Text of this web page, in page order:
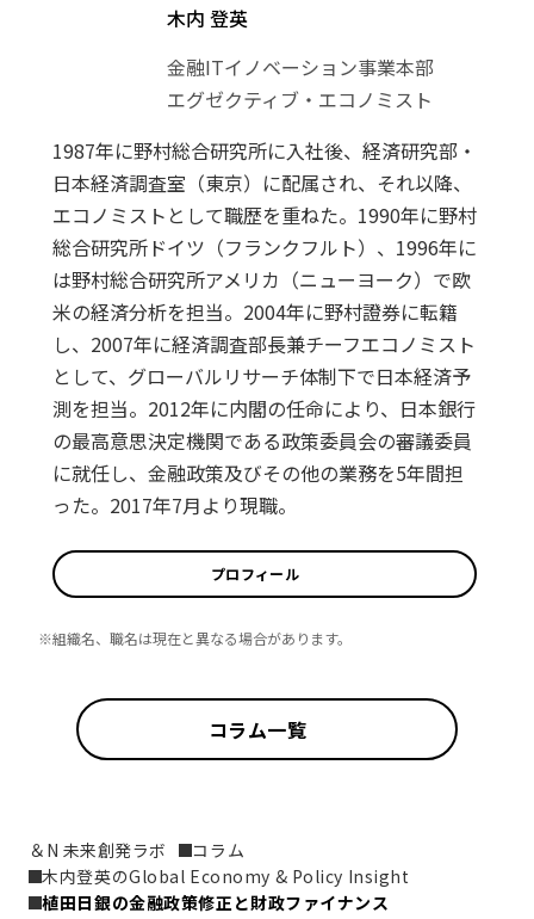
木内 登英
金融ITイノベーション事業本部
エグゼクティブ・エコノミスト
1987年に野村総合研究所に入社後、経済研究部・
日本経済調査室（東京）に配属され、それ以降、
エコノミストとして職歴を重ねた。1990年に野村
総合研究所ドイツ（フランクフルト）、1996年に
は野村総合研究所アメリカ（ニューヨーク）で欧
米の経済分析を担当。2004年に野村證券に転籍
し、2007年に経済調査部長兼チーフエコノミスト
として、グローバルリサーチ体制下で日本経済予
測を担当。2012年に内閣の任命により、日本銀行
の最高意思決定機関である政策委員会の審議委員
に就任し、金融政策及びその他の業務を5年間担
った。2017年7月より現職。
プロフィール
※組織名、職名は現在と異なる場合があります。
コラム一覧
＆N 未来創発ラボ
コラム
木内登英のGlobal Economy & Policy Insight
植田日銀の金融政策修正と財政ファイナンス